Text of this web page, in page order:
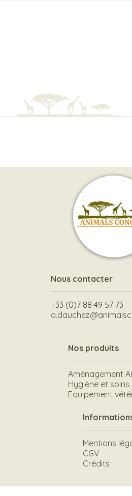
Nous contacter
+33 (0)7 88 49 57 73
Nos produits
Aménagement
Hygiène et soins
Equipement
Mentions
CGV
Crédits